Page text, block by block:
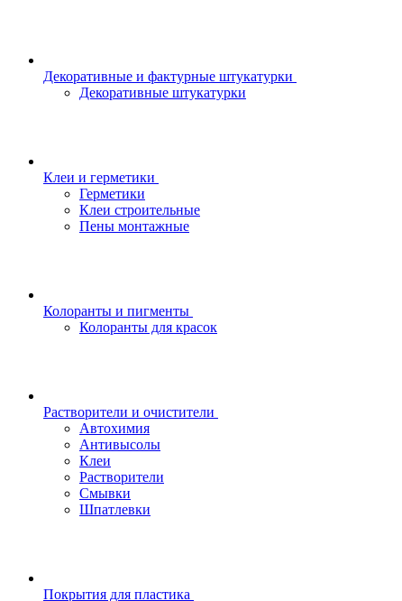
Декоративные и фактурные штукатурки
Декоративные штукатурки
Клеи и герметики
Герметики
Клеи строительные
Пены монтажные
Колоранты и пигменты
Колоранты для красок
Растворители и очистители
Автохимия
Антивысолы
Клеи
Растворители
Смывки
Шпатлевки
Покрытия для пластика